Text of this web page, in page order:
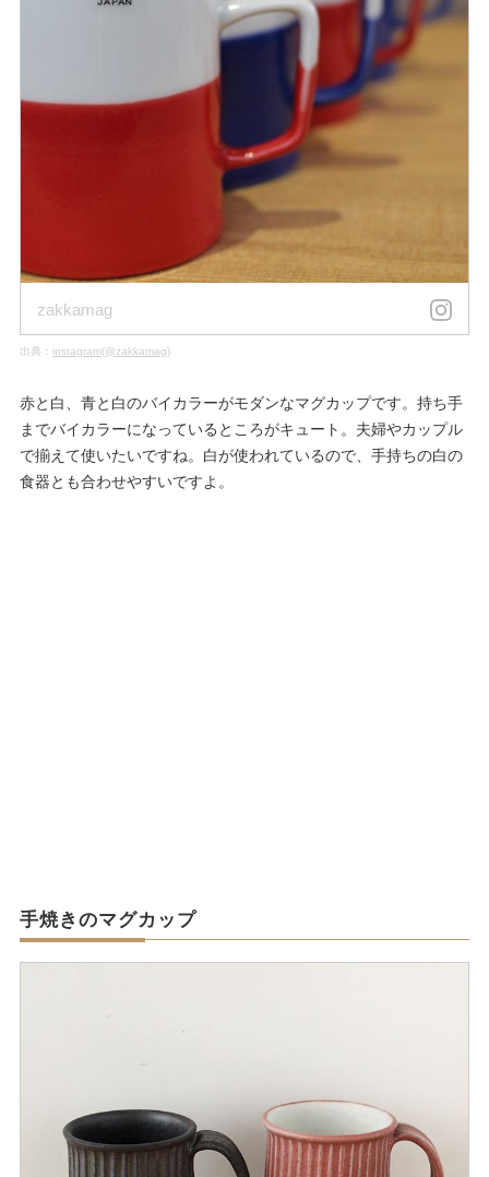
zakkamag
出典： instagram(@zakkamag)
赤と白、青と白のバイカラーがモダンなマグカップです。持ち手
までバイカラーになっているところがキュート。夫婦やカップル
で揃えて使いたいですね。白が使われているので、手持ちの白の
食器とも合わせやすいですよ。
手焼きのマグカップ